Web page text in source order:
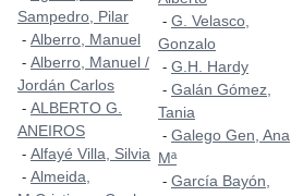
Sampedro, Pilar
- Alberro, Manuel
- Alberro, Manuel /
Jordán Carlos
- ALBERTO G.
ANEIROS
- Alfayé Villa, Silvia
- Almeida,
- G. Velasco,
Gonzalo
- G.H. Hardy
- Galán Gómez,
Tania
- Galego Gen, Ana
Mª
- García Bayón,